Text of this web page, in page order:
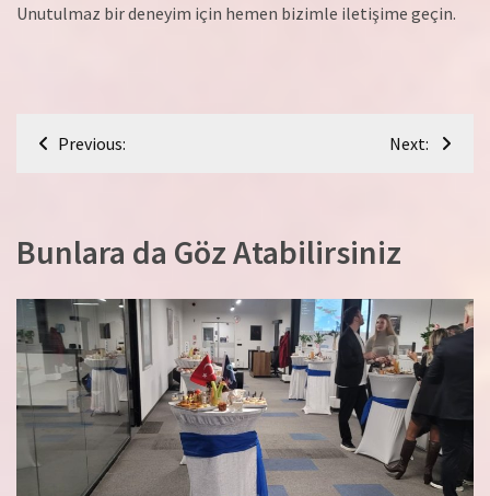
Unutulmaz bir deneyim için hemen bizimle iletişime geçin.
YazıPrevious: Next:
Bunlara da Göz Atabilirsiniz